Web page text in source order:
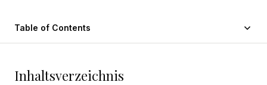
Table of Contents
Inhaltsverzeichnis